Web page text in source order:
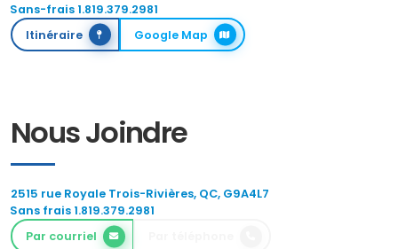
Sans-frais 1.819.379.2981
Itinéraire
Google Map
Nous Joindre
2515 rue Royale Trois-Rivières, QC, G9A4L7
Sans frais 1.819.379.2981
Par courriel